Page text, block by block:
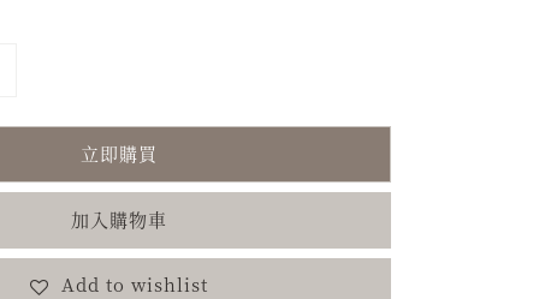
立即購買
加入購物車
Add to wishlist